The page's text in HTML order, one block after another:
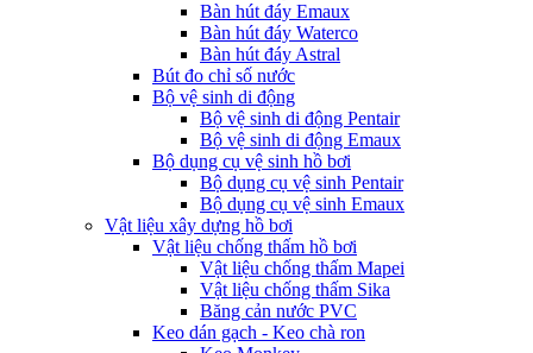
Bàn hút đáy Emaux
Bàn hút đáy Waterco
Bàn hút đáy Astral
Bút đo chỉ số nước
Bộ vệ sinh di động
Bộ vệ sinh di động Pentair
Bộ vệ sinh di động Emaux
Bộ dụng cụ vệ sinh hồ bơi
Bộ dụng cụ vệ sinh Pentair
Bộ dụng cụ vệ sinh Emaux
Vật liệu xây dựng hồ bơi
Vật liệu chống thấm hồ bơi
Vật liệu chống thấm Mapei
Vật liệu chống thấm Sika
Băng cản nước PVC
Keo dán gạch - Keo chà ron